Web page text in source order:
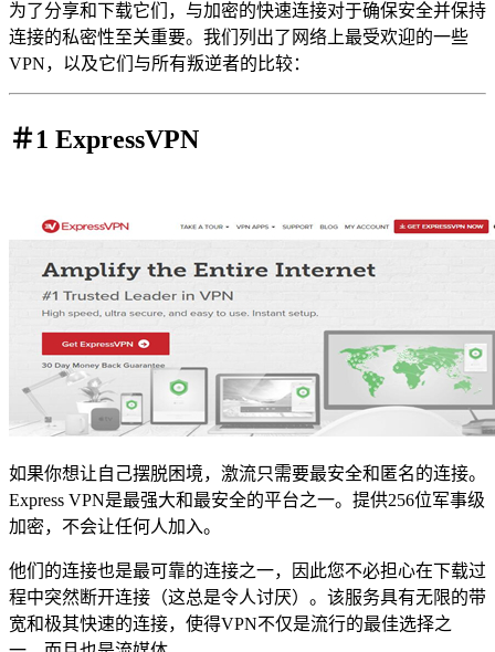
为了分享和下载它们，与加密的快速连接对于确保安全并保持
连接的私密性至关重要。我们列出了网络上最受欢迎的一些
VPN，以及它们与所有叛逆者的比较：
＃1 ExpressVPN
如果你想让自己摆脱困境，激流只需要最安全和匿名的连接。
Express VPN是最强大和最安全的平台之一。提供256位军事级
加密，不会让任何人加入。
他们的连接也是最可靠的连接之一，因此您不必担心在下载过
程中突然断开连接（这总是令人讨厌）。该服务具有无限的带
宽和极其快速的连接，使得VPN不仅是流行的最佳选择之